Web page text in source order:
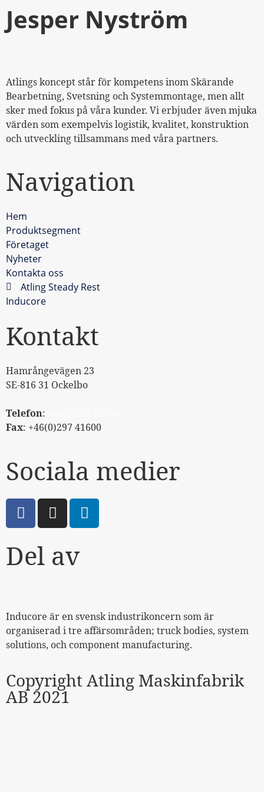
Jesper Nyström
Atlings koncept står för kompetens inom Skärande
Bearbetning, Svetsning och Systemmontage, men allt
sker med fokus på våra kunder. Vi erbjuder även mjuka
värden som exempelvis logistik, kvalitet, konstruktion
och utveckling tillsammans med våra partners.
Navigation
Hem
Produktsegment
Företaget
Nyheter
Kontakta oss
Atling Steady Rest
Inducore
Kontakt
Hamrångevägen 23
SE-816 31 Ockelbo
Telefon:
Fax: +46(0)297 41600
Sociala medier
Del av
Inducore är en svensk industrikoncern som är
organiserad i tre affärsområden; truck bodies, system
solutions, och component manufacturing.
Copyright Atling Maskinfabrik
AB 2021